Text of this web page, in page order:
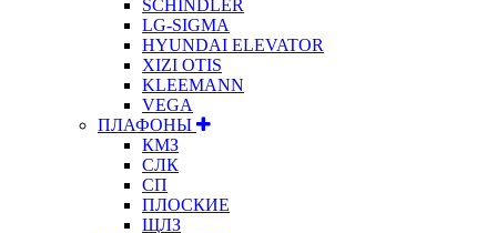
SCHINDLER
LG-SIGMA
HYUNDAI ELEVATOR
XIZI OTIS
KLEEMANN
VEGA
ПЛАФОНЫ
КМЗ
СЛК
СП
ПЛОСКИЕ
ЩЛЗ